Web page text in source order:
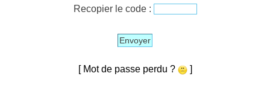
Recopier le code :
Envoyer
[ Mot de passe perdu ? ]